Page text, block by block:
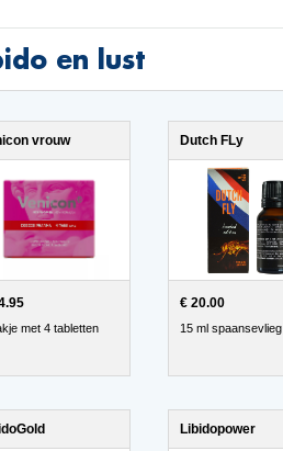
en lust
vrouw
met 4 tabletten
Dutch FLy
€ 20.00
15 ml spaansevlieg
Libidopower